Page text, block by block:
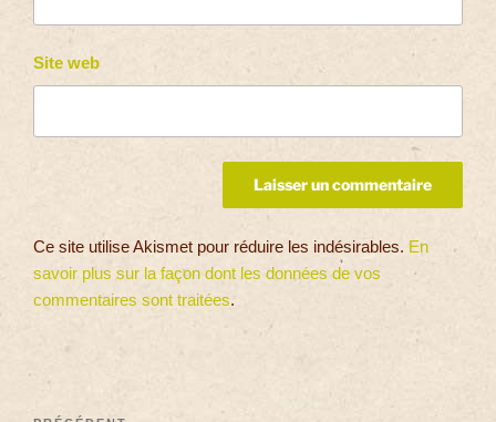
Site web
Ce site utilise Akismet pour réduire les indésirables. En
savoir plus sur la façon dont les données de vos
commentaires sont traitées.